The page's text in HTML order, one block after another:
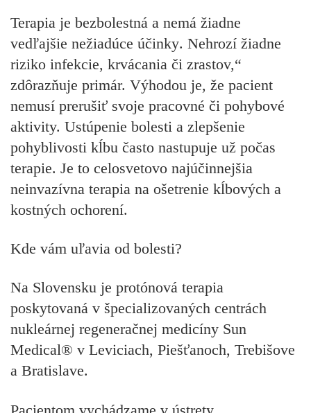
Terapia je bezbolestná a nemá žiadne
vedľajšie nežiadúce účinky. Nehrozí žiadne
riziko infekcie, krvácania či zrastov,“
zdôrazňuje primár. Výhodou je, že pacient
nemusí prerušiť svoje pracovné či pohybové
aktivity. Ustúpenie bolesti a zlepšenie
pohyblivosti kĺbu často nastupuje už počas
terapie. Je to celosvetovo najúčinnejšia
neinvazívna terapia na ošetrenie kĺbových a
kostných ochorení.
Kde vám uľavia od bolesti?
Na Slovensku je protónová terapia
poskytovaná v špecializovaných centrách
nukleárnej regeneračnej medicíny Sun
Medical® v Leviciach, Piešťanoch, Trebišove
a Bratislave.